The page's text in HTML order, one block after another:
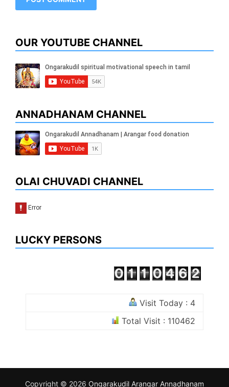
OUR YOUTUBE CHANNEL
ANNADHANAM CHANNEL
OLAI CHUVADI CHANNEL
LUCKY PERSONS
Visit Today : 4
Total Visit : 110462
Copyright © 2026 Ongarakudil Arangar Annadhanam